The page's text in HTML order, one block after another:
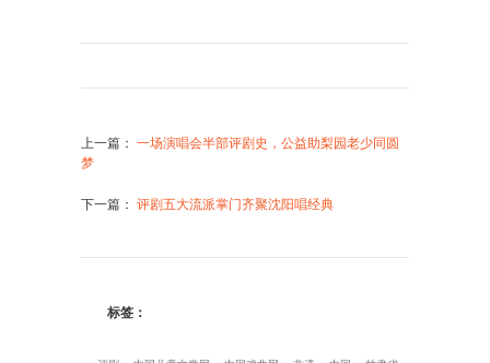
上一篇 ： 一场演唱会半部评剧史，公益助梨园老少同圆
梦
下一篇 ： 评剧五大流派掌门齐聚沈阳唱经典
标签：